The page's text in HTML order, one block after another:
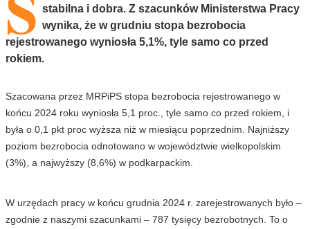
stabilna i dobra. Z szacunków Ministerstwa Pracy
wynika, że w grudniu stopa bezrobocia
rejestrowanego wyniosła 5,1%, tyle samo co przed
rokiem.
Szacowana przez MRPiPS stopa bezrobocia rejestrowanego w
końcu 2024 roku wyniosła 5,1 proc., tyle samo co przed rokiem, i
była o 0,1 pkt proc wyższa niż w miesiącu poprzednim. Najniższy
poziom bezrobocia odnotowano w województwie wielkopolskim
(3%), a najwyższy (8,6%) w podkarpackim.
W urzędach pracy w końcu grudnia 2024 r. zarejestrowanych było –
zgodnie z naszymi szacunkami – 787 tysięcy bezrobotnych. To o